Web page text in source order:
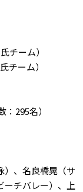
チーム）
チーム）
295名）
）、名良橋晃（サ
ーチバレー）、上